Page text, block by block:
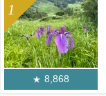
8,868